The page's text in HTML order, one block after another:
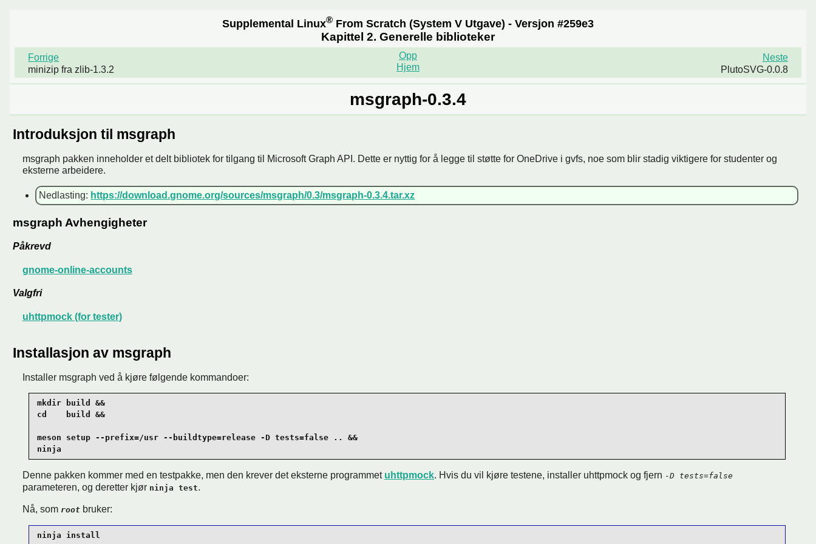
Supplemental Linux® From Scratch (System V Utgave) - Versjon #259e3
Kapittel 2. Generelle biblioteker
Forrige
minizip fra zlib-1.3.2
Neste
PlutoSVG-0.0.8
Opp
Hjem
msgraph-0.3.4
Introduksjon til msgraph
msgraph pakken inneholder et delt bibliotek for tilgang til Microsoft Graph API. Dette er nyttig for å legge til støtte for OneDrive i gvfs, noe som blir stadig viktigere for studenter og
eksterne arbeidere.
Nedlasting: https://download.gnome.org/sources/msgraph/0.3/msgraph-0.3.4.tar.xz
msgraph Avhengigheter
Påkrevd
gnome-online-accounts
Valgfri
uhttpmock (for tester)
Installasjon av msgraph
Installer msgraph ved å kjøre følgende kommandoer:
mkdir build &&
cd    build &&
meson setup --prefix=/usr --buildtype=release -D tests=false .. &&
ninja
Denne pakken kommer med en testpakke, men den krever det eksterne programmet uhttpmock. Hvis du vil kjøre testene, installer uhttpmock og fjern -D tests=false
parameteren, og deretter kjør ninja test.
Nå, som rootbruker:
ninja install